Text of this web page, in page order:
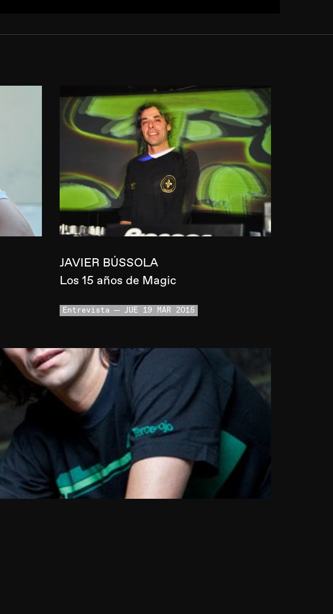
JAVIER BÚSSOLA
Los 15 años de Magic
Entrevista JUE 19 MAR 2015